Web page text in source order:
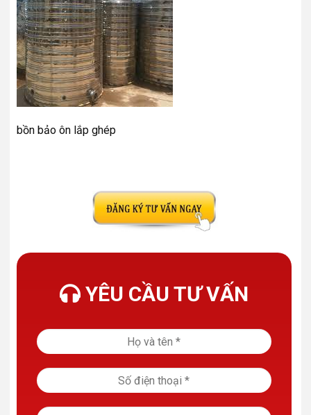
bồn bảo ôn lắp ghép
YÊU CẦU TƯ VẤN